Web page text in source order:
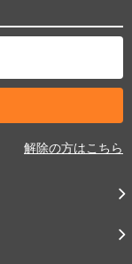
解除の方はこちら